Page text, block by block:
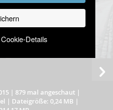
Details
| 879 mal angeschaut |
| Dateigröße: 0,24 MB |